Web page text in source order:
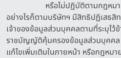
หรือไม่ปฏิบัติตามกฎหม
อย่างไรก็ตามบริษัทฯ มีสิทธิปฏิเสธสิ
เจ้าของข้อมูลส่วนบุคคลตามที่ระบุไว้
ราชบัญญัติคุ้มครองข้อมูลส่วนบุคค
แก้ไขเพิ่มเติมในภายหน้า หรือกฎหม